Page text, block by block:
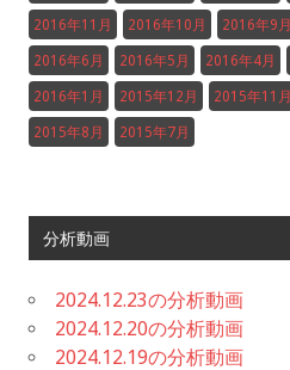
2016年11月 2016年10月 2016年9月
2016年6月 2016年5月 2016年4月
2016年1月 2015年12月 2015年11月
2015年8月 2015年7月
分析動画
2024.12.23の分析動画
2024.12.20の分析動画
2024.12.19の分析動画